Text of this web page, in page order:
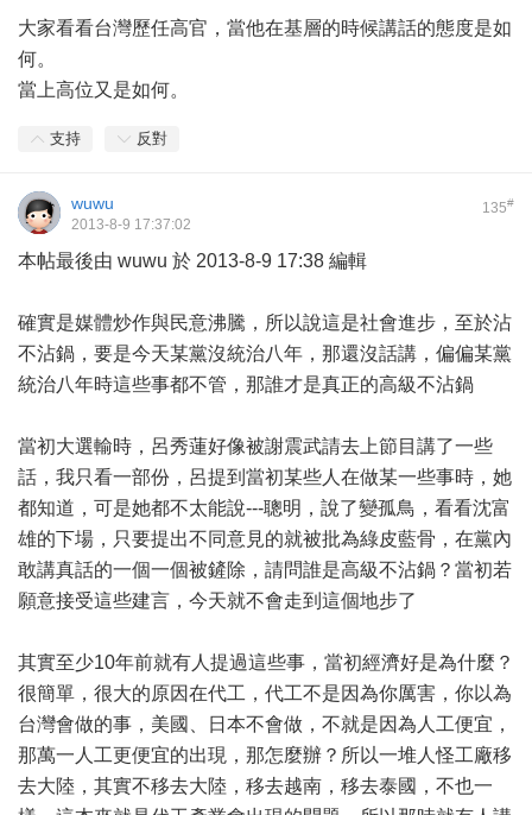
大家看看台灣歷任高官，當他在基層的時候講話的態度是如
何。
當上高位又是如何。
支持 反對
135#
wuwu
2013-8-9 17:37:02
本帖最後由 wuwu 於 2013-8-9 17:38 編輯
確實是媒體炒作與民意沸騰，所以說這是社會進步，至於沾
不沾鍋，要是今天某黨沒統治八年，那還沒話講，偏偏某黨
統治八年時這些事都不管，那誰才是真正的高級不沾鍋
當初大選輸時，呂秀蓮好像被謝震武請去上節目講了一些
話，我只看一部份，呂提到當初某些人在做某一些事時，她
都知道，可是她都不太能說---聰明，說了變孤鳥，看看沈富
雄的下場，只要提出不同意見的就被批為綠皮藍骨，在黨內
敢講真話的一個一個被鏟除，請問誰是高級不沾鍋？當初若
願意接受這些建言，今天就不會走到這個地步了
其實至少10年前就有人提過這些事，當初經濟好是為什麼？
很簡單，很大的原因在代工，代工不是因為你厲害，你以為
台灣會做的事，美國、日本不會做，不就是因為人工便宜，
那萬一人工更便宜的出現，那怎麼辦？所以一堆人怪工廠移
去大陸，其實不移去大陸，移去越南，移去泰國，不也一